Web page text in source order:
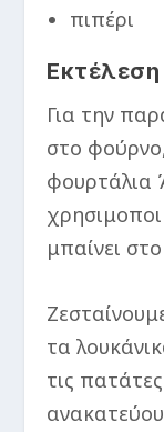
πιπέρι
Εκτέλεση
Για την
στο
φουρτάλια
μπαίνει
τα
τις